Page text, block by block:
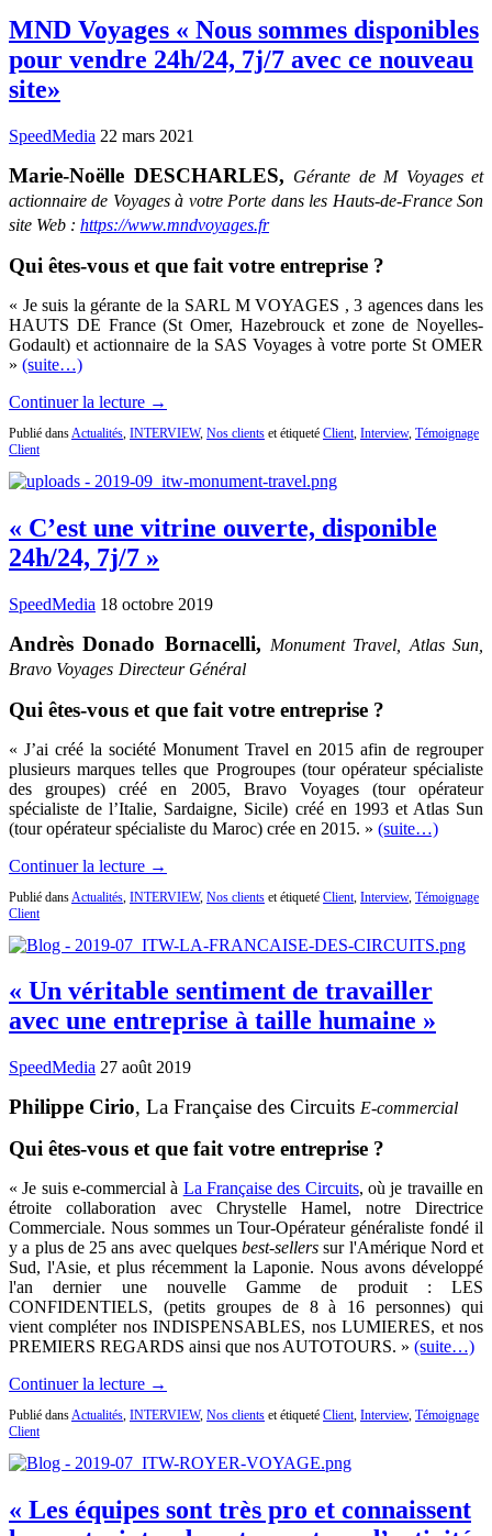
MND Voyages « Nous sommes disponibles
pour vendre 24h/24, 7j/7 avec ce nouveau
site»
SpeedMedia 22 mars 2021
Marie-Noëlle DESCHARLES, Gérante de M Voyages et
actionnaire de Voyages à votre Porte dans les Hauts-de-France Son
site Web : https://www.mndvoyages.fr
Qui êtes-vous et que fait votre entreprise ?
« Je suis la gérante de la SARL M VOYAGES , 3 agences dans les
HAUTS DE France (St Omer, Hazebrouck et zone de Noyelles-
Godault) et actionnaire de la SAS Voyages à votre porte St OMER
» (suite…)
Continuer la lecture →
Publié dans Actualités INTERVIEW, Nos clients et étiqueté Client Interview, Témoignage
Client
« C’est une vitrine ouverte, disponible
24h/24, 7j/7 »
SpeedMedia 18 octobre 2019
Andrès Donado Bornacelli, Monument Travel, Atlas Sun,
Bravo Voyages Directeur Général
Qui êtes-vous et que fait votre entreprise ?
« J’ai créé la société Monument Travel en 2015 afin de regrouper
plusieurs marques telles que Progroupes (tour opérateur spécialiste
des groupes) créé en 2005, Bravo Voyages (tour opérateur
spécialiste de l’Italie, Sardaigne, Sicile) créé en 1993 et Atlas Sun
(tour opérateur spécialiste du Maroc) crée en 2015. » (suite…)
Continuer la lecture →
Publié dans Actualités INTERVIEW, Nos clients et étiqueté Client Interview, Témoignage
Client
« Un véritable sentiment de travailler
avec une entreprise à taille humaine »
SpeedMedia 27 août 2019
Philippe Cirio, La Française des Circuits E-commercial
Qui êtes-vous et que fait votre entreprise ?
« Je suis e-commercial à La Française des Circuits, où je travaille en
étroite collaboration avec Chrystelle Hamel, notre Directrice
Commerciale. Nous sommes un Tour-Opérateur généraliste fondé il
y a plus de 25 ans avec quelques best-sellers sur l'Amérique Nord et
Sud, l'Asie, et plus récemment la Laponie. Nous avons développé
l'an dernier une nouvelle Gamme de produit : LES
CONFIDENTIELS, (petits groupes de 8 à 16 personnes) qui
vient compléter nos INDISPENSABLES, nos LUMIERES, et nos
PREMIERS REGARDS ainsi que nos AUTOTOURS. » (suite…)
Continuer la lecture →
Publié dansActualités, INTERVIEW, Nos clients et étiqueté Client, Interview, Témoignage
Client
« Les équipes sont très pro et connaissent